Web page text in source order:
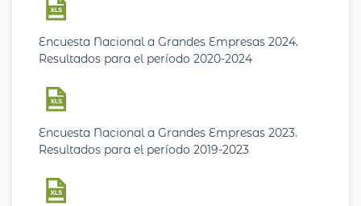
Encuesta Nacional a Grandes Empresas 2024.
Resultados para el período 2020-2024
Encuesta Nacional a Grandes Empresas 2023.
Resultados para el período 2019-2023